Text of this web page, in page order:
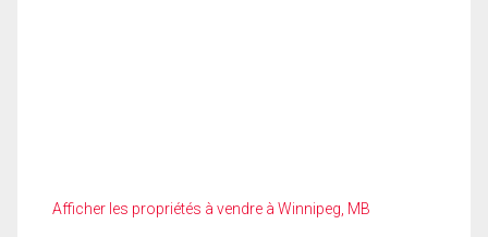
Afficher les propriétés à vendre à Winnipeg, MB